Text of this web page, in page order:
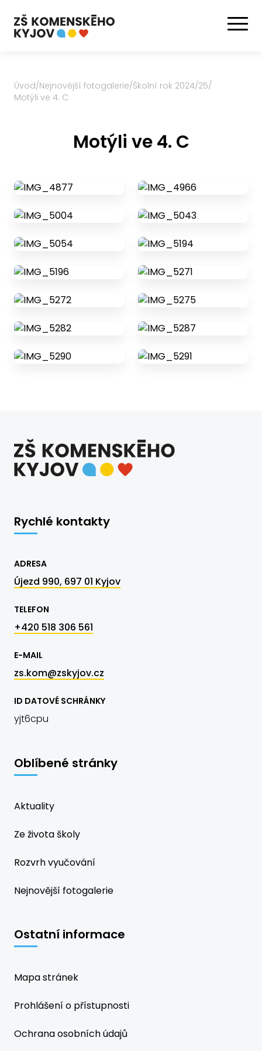
Úvod/Nejnovější fotogalerie/Školní rok 2024/25/
Motýli ve 4. C
Motýli ve 4. C
Rychlé kontakty
ADRESA
Újezd 990, 697 01 Kyjov
TELEFON
+420 518 306 561
E-MAIL
zs.kom@zskyjov.cz
ID DATOVÉ SCHRÁNKY
yjt6cpu
Oblíbené stránky
Aktuality
Ze života školy
Rozvrh vyučování
Nejnovější fotogalerie
Ostatní informace
Mapa stránek
Prohlášení o přístupnosti
Ochrana osobních údajů